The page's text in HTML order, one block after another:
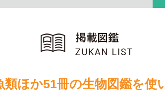
ほか51冊の生物図鑑を使